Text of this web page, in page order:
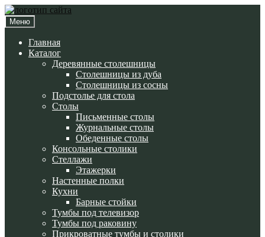
Перейти
к
навигации
Перейти
к
содержимому
Меню
Главная
Каталог
Деревянные столешницы
Столешницы из дуба
Столешницы из сосны
Подстолье для стола
Cтолы
Письменные столы
Журнальные столы
Обеденные столы
Консольные столики
Стеллажи
Этажерки
Настенные полки
Кухни
Барные стойки
Тумбы под телевизор
Тумбы под раковину
Прикроватные тумбы и столики